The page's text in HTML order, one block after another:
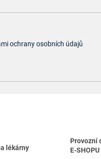
ochrany osobních údajů
lékárny
Provozní
E-SHOPU